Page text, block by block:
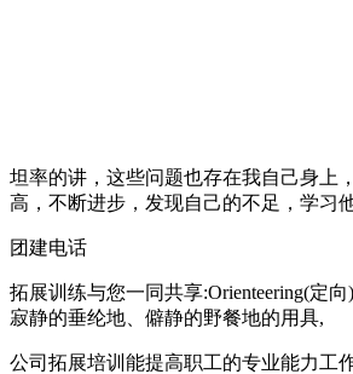
坦率的讲，这些问题也存在我自己身上
高，不断进步，发现自己的不足，学习
团建电话
拓展训练与您一同共享:Orienteering(定
寂静的垂纶地、僻静的野餐地的用具,
公司拓展培训能提高职工的专业能力工